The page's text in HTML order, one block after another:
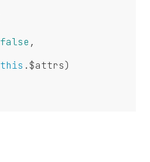
false ,
this .$attrs)